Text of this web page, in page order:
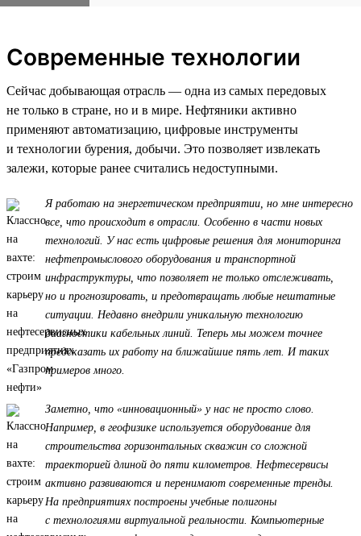
Современные технологии
Сейчас добывающая отрасль — одна из самых передовых
не только в стране, но и в мире. Нефтяники активно
применяют автоматизацию, цифровые инструменты
и технологии бурения, добычи. Это позволяет извлекать
залежи, которые ранее считались недоступными.
Я работаю на энергетическом предприятии, но мне интересно
все, что происходит в отрасли. Особенно в части новых
технологий. У нас есть цифровые решения для мониторинга
нефтепромыслового оборудования и транспортной
инфраструктуры, что позволяет не только отслеживать,
но и прогнозировать, и предотвращать любые нештатные
ситуации. Недавно внедрили уникальную технологию
диагностики кабельных линий. Теперь мы можем точнее
предсказать их работу на ближайшие пять лет. И таких
примеров много.
Заметно, что «инновационный» у нас не просто слово.
Например, в геофизике используется оборудование для
строительства горизонтальных скважин со сложной
траекторией длиной до пяти километров. Нефтесервисы
активно развиваются и перенимают современные тренды.
На предприятиях построены учебные полигоны
с технологиями виртуальной реальности. Компьютерные